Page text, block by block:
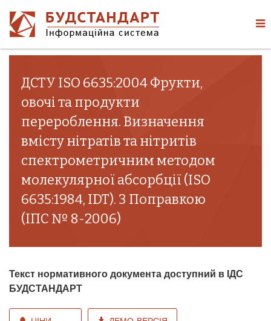
ДСТУ ISO 6635:2004 Фрукти,
овочі та продукти
перероблення. Визначення
вмісту нітратів та нітритів
спектрометричним методом
молекулярної абсорбції (ISO
6635:1984, IDT). З Поправкою
(ІПС № 8-2006)
Текст нормативного документа доступний в ІДС
БУДСТАНДАРТ